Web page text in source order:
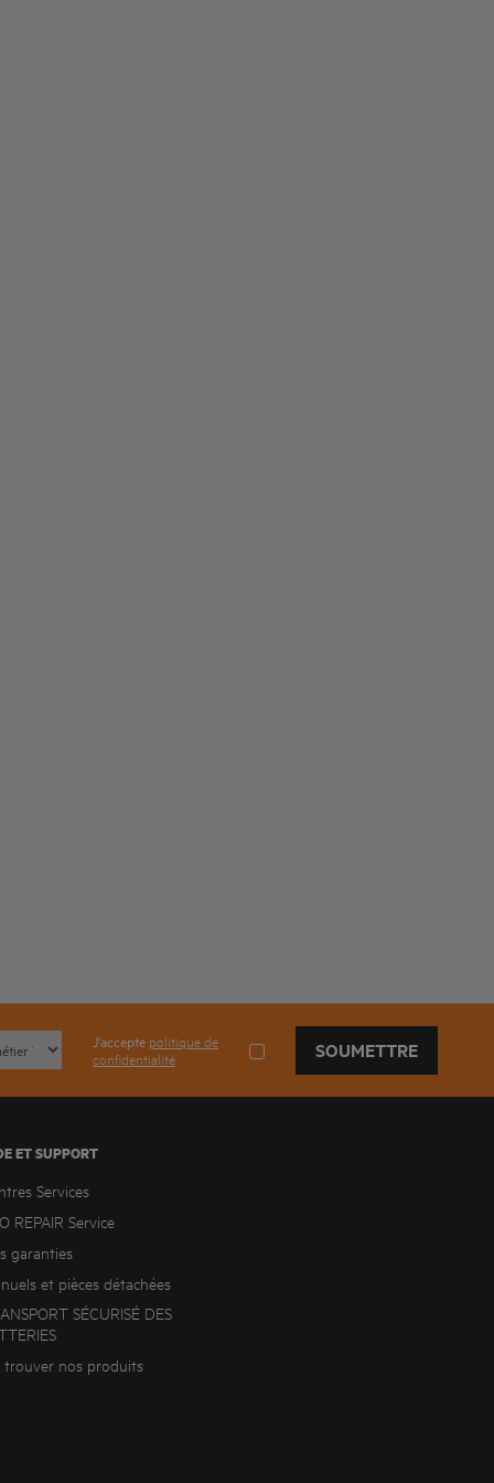
J'accepte politique de
confidentialité
SOUMETTRE
ET SUPPORT
Services
REPAIR Service
garanties
et pièces détachées
SÉCURISÉ DES
trouver nos produits